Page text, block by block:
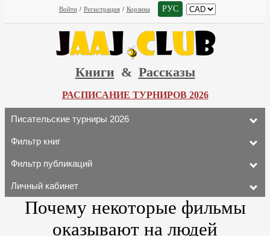
Войти / Регистрация / Корзина РУС
Книги & Рассказы
РАСПИСАНИЕ ТУРНИРОВ 2026
Писательские турниры 2026
Фильтр книг
Фильтр публикаций
Личный кабинет
Почему некоторые фильмы
оказывают на людей